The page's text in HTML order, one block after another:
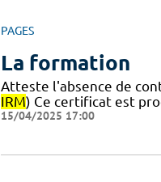
PAGES
La formation
Atteste l'absence de
IRM) Ce certificat est
15/04/2025 17:00